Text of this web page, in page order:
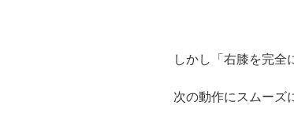
しかし「右膝を完全
次の動作にスムーズ